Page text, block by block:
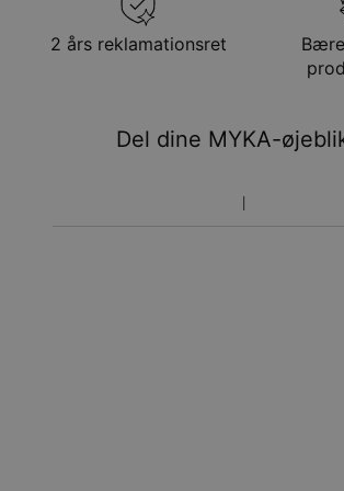
24.
Hastelevering
ons.
aug.
Du vil ikke blive opkrævet yderligere
Vær opmærksom på at tidsperioden
2 års reklamationsret
Del dine MYKA-